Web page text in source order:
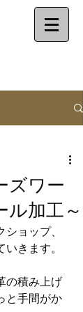
ズワー
ル加工～
ョップ、
きます。
の積み上げ
と手間がか